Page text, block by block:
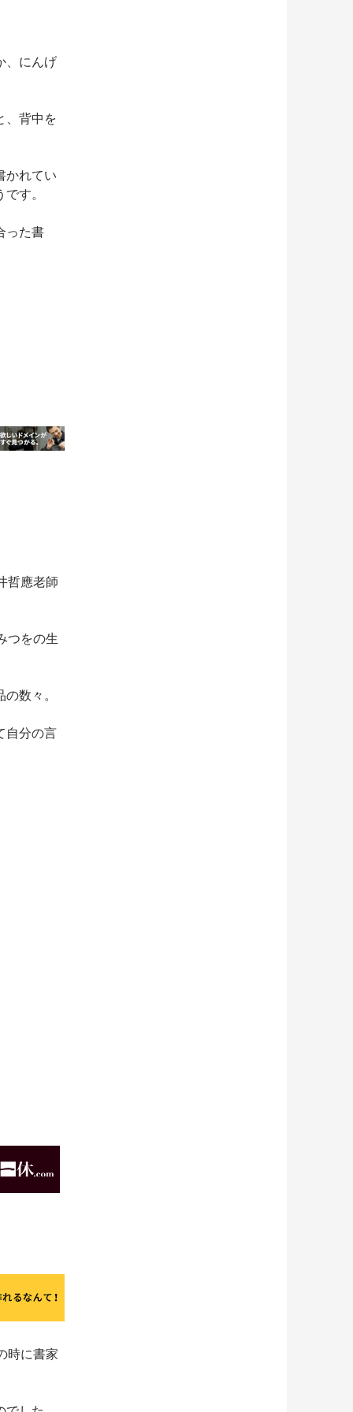
、にんげ
、背中を
かれてい
す。
った書
哲應老師
つをの生
数々。
自分の言
時に書家